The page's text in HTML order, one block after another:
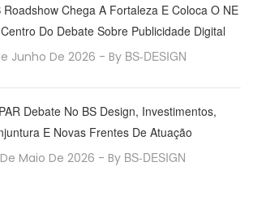
Roadshow Chega A Fortaleza E Coloca O NE
Do Debate Sobre Publicidade Digital
Junho De 2026 - By BS-DESIGN
Debate No BS Design, Investimentos,
E Novas Frentes De Atuação
Maio De 2026 - By BS-DESIGN